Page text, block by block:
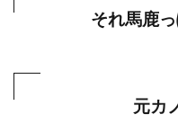
それ馬鹿
元カ